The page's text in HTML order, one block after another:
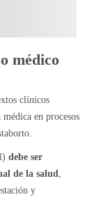
médico
clínicos
en procesos
debe ser
de la salud,
y